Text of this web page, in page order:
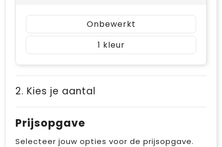
Onbewerkt
1
2. Kies je aantal
Prijsopgave
Selecteer jouw opties voor de prijsopgave.